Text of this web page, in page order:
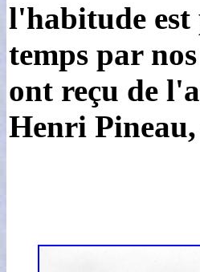
l'habitude est
temps par
ont reçu de
Henri